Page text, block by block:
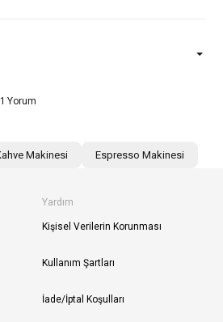
1
Makinesi Espresso Makinesi
Yardım
Kişisel Verilerin Korunması
Kullanım Şartları
İade/İptal Koşulları